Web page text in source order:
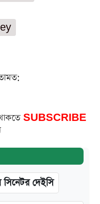
SUBSCRIBE
সিনেটর দেইসি